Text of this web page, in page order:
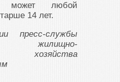
может любой
14 лет.
пресс-службы
жилищно-
хозяйства